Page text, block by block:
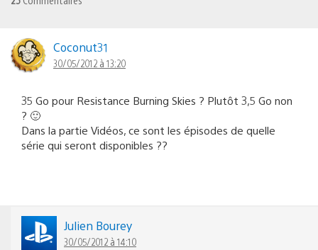
Coconut31
30/05/2012 à 13:20
35 Go pour Resistance Burning Skies ? Plutôt 3,5 Go non
? 🙂
Dans la partie Vidéos, ce sont les épisodes de quelle
série qui seront disponibles ??
Julien Bourey
30/05/2012 à 14:10